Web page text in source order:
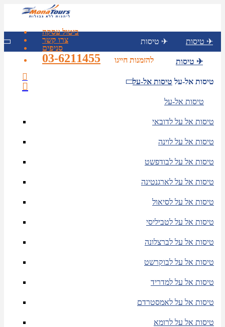
ביטול עסקה
צרו קשר
סניפים
להזמנות חייגו
03-6211455
טיסות ✈ טיסות ✈
טיסות ✈
טיסות אל-על טיסות אל-על
טיסות אל-על
טיסות אל על לדובאי
טיסות אל על לוינה
טיסות אל על לבודפשט
טיסות אל על לארגנטינה
טיסות אל על לסיאול
טיסות אל על לטביליסי
טיסות אל על לברצלונה
טיסות אל על לבוקרשט
טיסות אל על למדריד
טיסות אל על לאמסטרדם
טיסות אל על לרומא